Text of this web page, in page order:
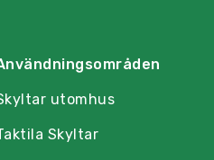
utomhus
Skyltar